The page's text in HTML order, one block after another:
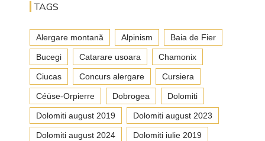
TAGS
Alergare montană Alpinism Baia de Fier
Bucegi Catarare usoara Chamonix
Ciucas Concurs alergare Cursiera
Céüse-Orpierre Dobrogea Dolomiti
Dolomiti august 2019 Dolomiti august 2023
Dolomiti august 2024 Dolomiti iulie 2019